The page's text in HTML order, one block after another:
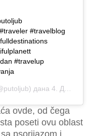
#travelblog
#travelup
дана 4. Дец 2018. у 10:14 PST
ovde, od čega
poseti ovu oblast